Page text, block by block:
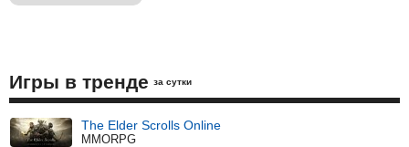
Игры в тренде за сутки
The Elder Scrolls Online
MMORPG